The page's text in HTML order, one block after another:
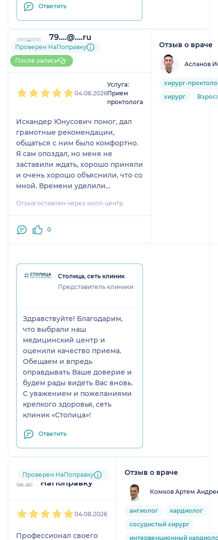
Ответить
79....@....ru
1 отзыв
До 5 записей через
НаПоправку
Проверен НаПоправку
После записи
04.08.2026
Услуга:
Прием
проктолога
Искандер Юнусович помог, дал
грамотные рекомендации,
общаться с ним было комфортно.
Я сам опоздал, но меня не
заставили ждать, хорошо приняли
и очень хорошо объяснили, что со
мной. Времени уделили
Отзыв оставлен через колл-центр
0
Отзыв о враче
Асланов
хирург-
хирург
Столица, сеть клиник
Представитель клиники
Здравствуйте! Благодарим,
что выбрали наш
медицинский центр и
оценили качество приема.
Обещаем и впредь
оправдывать Ваше доверие и
будем рады видеть Вас вновь.
С уважением и пожеланиями
крепкого здоровья, сеть
клиник «Столица»!
Ответить
Пользователь
НаПоправку
Проверен НаПоправку
04.08.2026
Профессионал своего
Отзыв о враче
Комков Артем
ангиолог
кардиолог
сосудистый хирург
интервенционный